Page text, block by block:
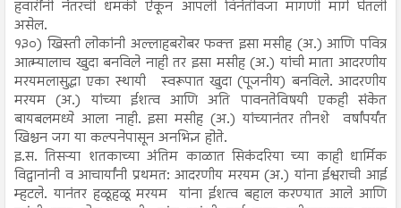
हवारींनी नंतरची धमकी ऐकून आपली विनंतीवजा मागणी मागे घेतली
असेल.
१३०) खिस्ती लोकांनी अल्लाहबरोबर फक्त इसा मसीह (अ.) आणि पवित्र
आत्म्यालाच खुदा बनविले नाही तर इसा मसीह (अ.) यांची माता आदरणीय
मरयमलासुद्धा एका स्थायी स्वरूपात खुदा (पूजनीय) बनविले. आदरणीय
मरयम (अ.) यांच्या ईशत्व आणि अति पावनतेविषयी एकही संकेत
बायबलमध्ये आला नाही. इसा मसीह (अ.) यांच्यानंतर तीनशे वर्षांपर्यंत
खिश्चन जग या कल्पनेपासून अनभिज्ञ होते.
इ.स. तिसऱ्या शतकाच्या अंतिम काळात सिकंदरिया च्या काही धार्मिक
विद्वानांनी व आचार्यांनी प्रथमत: आदरणीय मरयम (अ.) यांना ईश्वराची आई
म्हटले. यानंतर हळूहळू मरयम यांना ईशत्व बहाल करण्यात आले आणि